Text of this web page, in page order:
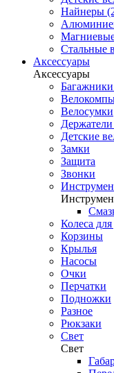
Найнеры
Стальные
Аксессуары
Аксессуары
Велосумки
Детские
Замки
Защита
Звонки
Колеса
Корзины
Крылья
Насосы
Очки
Перчатки
Подножки
Разное
Рюкзаки
Свет
Свет